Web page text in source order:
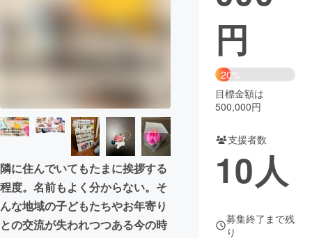
まちづくり・地域活性化
CAMPFIRE for Social Good
CAMPFIRE Creation
CAMPFIREふるさと納税
コミュニティ
隣に住んでいてもたまに挨拶する
程度。名前もよく分からない。そ
んな地域の子どもたちやお年寄り
との交流が失われつつある今の時
円
20%
目標金額は
500,000円
支援者数
10人
募集終了まで残
り